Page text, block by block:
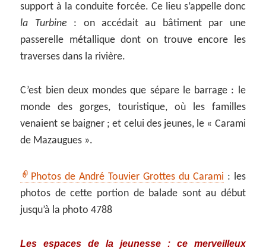
support à la conduite forcée. Ce lieu s’appelle donc
la Turbine : on accédait au bâtiment par une
passerelle métallique dont on trouve encore les
traverses dans la rivière.
C’est bien deux mondes que sépare le barrage : le
monde des gorges, touristique, où les familles
venaient se baigner ; et celui des jeunes, le « Carami
de Mazaugues ».
Photos de André Touvier Grottes du Carami : les
photos de cette portion de balade sont au début
jusqu’à la photo 4788
Les espaces de la jeunesse : ce merveilleux